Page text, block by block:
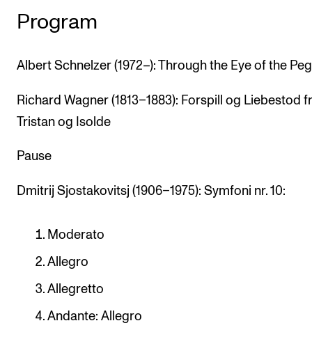
Program
Albert Schnelzer (1972–): Through the Eye of the
Richard Wagner (1813–1883): Forspill og Liebestod
Tristan og Isolde
Pause
Dmitrij Sjostakovitsj (1906–1975): Symfoni nr. 10:
Moderato
Allegro
Allegretto
Andante: Allegro